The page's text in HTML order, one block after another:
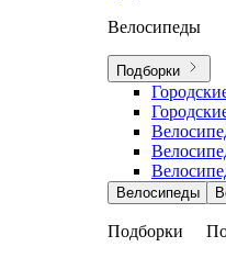
Велосипеды
Подборки
Велосипеды
Подборки